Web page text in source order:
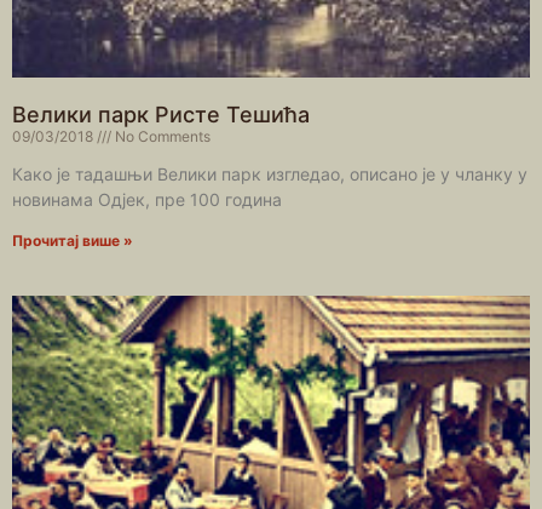
Велики парк Ристе Тешића
09/03/2018 No Comments
Како је тадашњи Велики парк изгледао, описано је у чланку у
новинама Одјек, пре 100 година
Прочитај више »